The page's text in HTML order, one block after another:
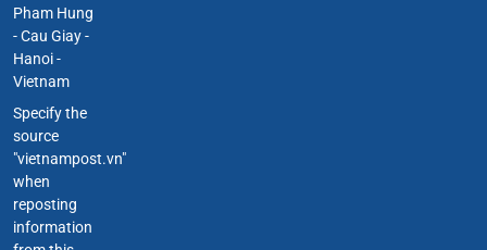
Pham Hung
- Cau Giay -
Hanoi -
Vietnam
Specify the
source
"vietnampost.vn"
when
reposting
information